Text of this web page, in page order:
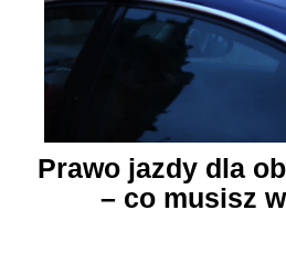
Prawo jazdy dla
– co musisz